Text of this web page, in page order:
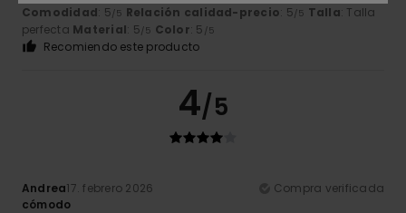
Comodidad: 5/5 Relación calidad-precio: 5/5 Talla: Talla
perfecta Material: 5/5 Color: 5 /5
Recomiendo este producto
4/5
Andrea17. febrero 2026
Compra verificada
cómodo